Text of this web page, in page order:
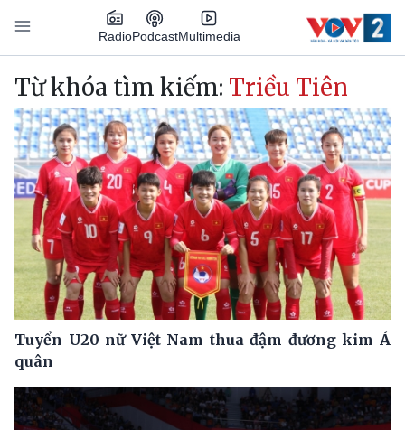
Nhảy đến nội dung
RadioPodcastMultimedia
Main navigation
Từ khóa tìm kiếm: Triều Tiên
Tuyển U20 nữ Việt Nam thua đậm đương kim Á
quân